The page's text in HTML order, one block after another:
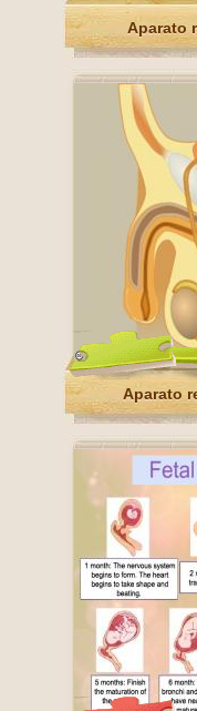
Aparato
Aparato